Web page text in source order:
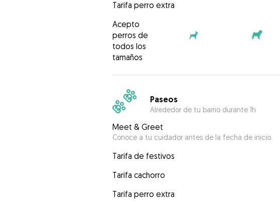
Tarifa perro extra
Acepto
perros de
todos los
tamaños
Paseos
Alrededor de tu barrio durante 1h
Meet & Greet
Conoce a tu cuidador antes de la fecha de inicio.
Tarifa de festivos
Tarifa cachorro
Tarifa perro extra